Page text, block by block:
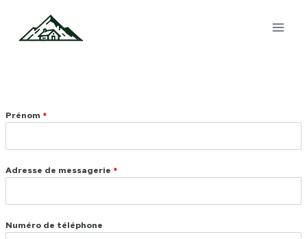
Prénom *
Adresse de messagerie *
Numéro de téléphone